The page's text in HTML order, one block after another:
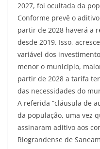
2027, foi ocultada da
Conforme prevê o
partir de 2028 haverá a
desde 2019. Isso,
variável dos
menor o município,
partir de 2028 a tarifa
das necessidades do
A referida “cláusula de
da população, uma vez
assinaram aditivo aos
Riograndense de